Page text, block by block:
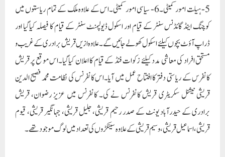
5- ہیلت امور کمیٹی۔6- سیاسی امور کمیٹی۔اس کے علاوہ ملک کے تمام ریاستوں میں
کوچنگ اینڈ گائڈنس سنٹر کے قیام اور اسکول ڈیولپمنٹ سنٹر کے قیام کا فیصلہ کیاگیا اور
ڈراپ آؤٹ بچوں کیلئے اسکول کھولے جائیں گے۔ علاوہ ازیں قریش برادری کے غریب و
مستحق افراد کی معاشی مدد کیلئے زکوات فنڈ کے قیام کا اعلان کیاگیا۔اس موقع پر قریش
کانفرس کے ریا ستی دفتر کا افتتاح عمل میں آیا۔اس کانفرنس کی نظامت محمد فصیح الدین
قریشی نیشنل سکریٹری قریش کانفرنس نے کی۔ کانفرنس میں عزیز رضوان، قریش
برادری کے حیدرآباد یونٹ کے صدر رحیم قریشی، جلیل قریشی، جہانگیر قریشی، قیوم
قریشی، اسماعیل قریشی، وسیم قریشی کے علاوہ سینکڑوں کی تعداد میں لوگ موجود تھے۔